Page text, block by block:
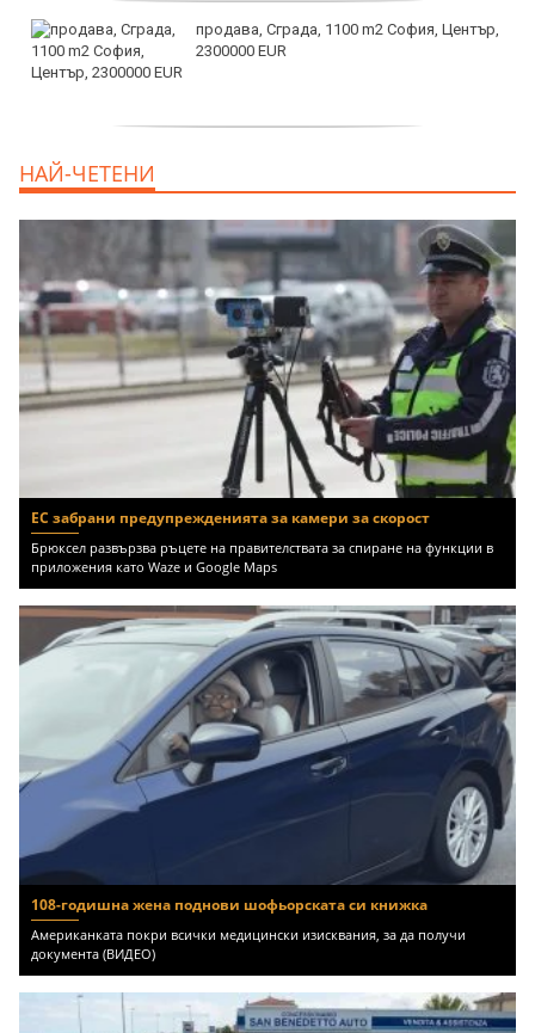
продава, Сграда, 1100 m2 София, Център,
2300000 EUR
НАЙ-ЧЕТЕНИ
ЕС забрани предупрежденията за камери за скорост
Брюксел развързва ръцете на правителствата за спиране на функции в
приложения като Waze и Google Maps
108-годишна жена поднови шофьорската си книжка
Американката покри всички медицински изисквания, за да получи
документа (ВИДЕО)